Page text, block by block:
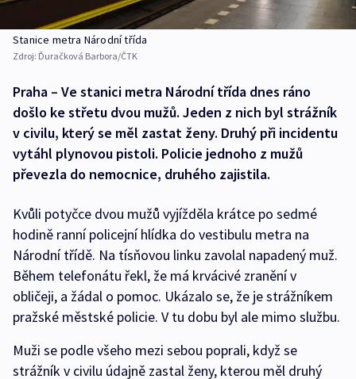
Stanice metra Národní třída
Zdroj: Ďuračková Barbora/ČTK
Praha – Ve stanici metra Národní třída dnes ráno
došlo ke střetu dvou mužů. Jeden z nich byl strážník
v civilu, který se měl zastat ženy. Druhý při incidentu
vytáhl plynovou pistoli. Policie jednoho z mužů
převezla do nemocnice, druhého zajistila.
Kvůli potyčce dvou mužů vyjížděla krátce po sedmé
hodině ranní policejní hlídka do vestibulu metra na
Národní třídě. Na tísňovou linku zavolal napadený muž.
Během telefonátu řekl, že má krvácivé zranění v
obličeji, a žádal o pomoc. Ukázalo se, že je strážníkem
pražské městské policie. V tu dobu byl ale mimo službu.
Muži se podle všeho mezi sebou poprali, když se
strážník v civilu údajně zastal ženy, kterou měl druhý